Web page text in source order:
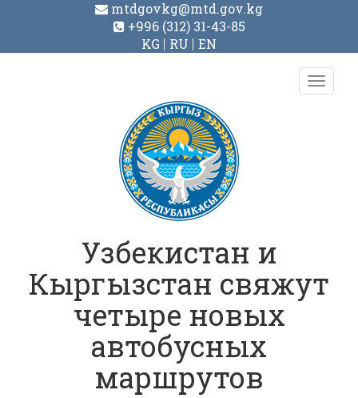
mtdgovkg@mtd.gov.kg
+996 (312) 31-43-85
KG
RU EN
Toggle
Узбекистан и
Кыргызстан свяжут
четыре новых
автобусных
маршрутов